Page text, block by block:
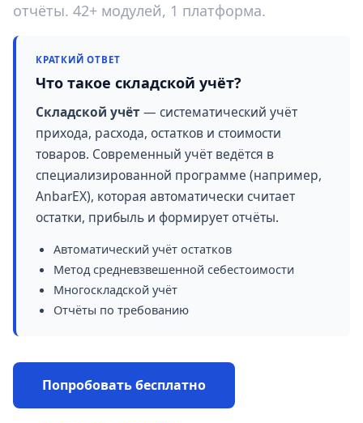
отчёты. 42+ модулей, 1 платформа.
КРАТКИЙ ОТВЕТ
Что такое складской учёт?
Складской учёт— систематический учёт
прихода, расхода, остатков и стоимости
товаров. Современный учёт ведётся в
специализированной программе (например,
AnbarEX), которая автоматически считает
остатки, прибыль и формирует отчёты.
Автоматический учёт остатков
Метод средневзвешенной себестоимости
Многоскладской учёт
Отчёты по требованию
Попробовать бесплатно